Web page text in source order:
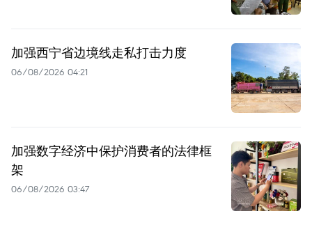
加强西宁省边境线走私打击力度
06/08/2026 04:21
加强数字经济中保护消费者的法律框
架
06/08/2026 03:47